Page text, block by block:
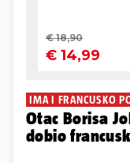
IMA I FRANCUSKO
Otac Borisa
dobio